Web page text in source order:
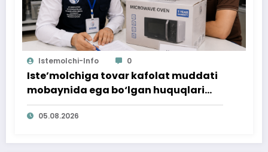
Istemolchi-Info 0
Iste’molchiga tovar kafolat muddati
mobaynida ega bo‘lgan huquqlari
ta’minlab berildi
05.08.2026